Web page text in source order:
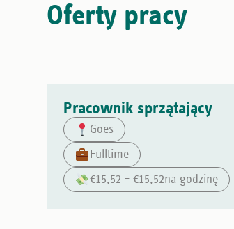
Oferty pracy
Pracownik sprzątający
Goes
Fulltime
€15,52 – €15,52na godzinę